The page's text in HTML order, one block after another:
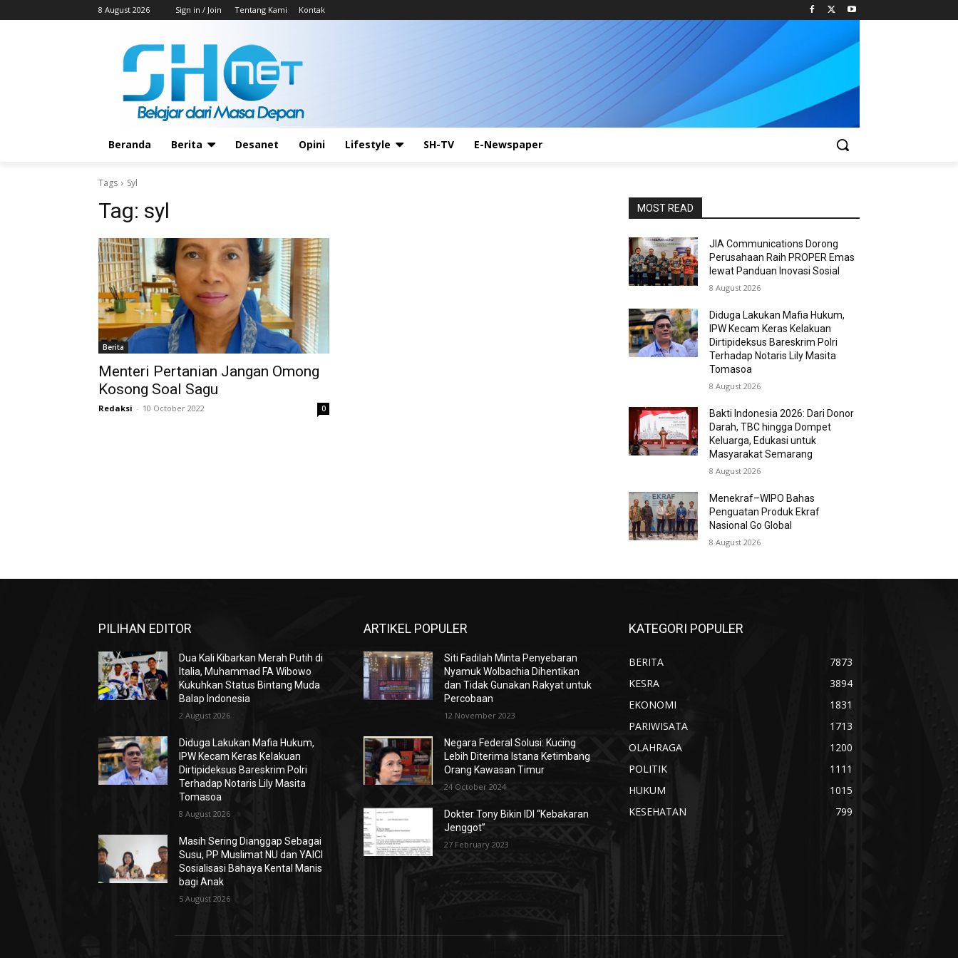
8 August 2026 Sign in / Join Tentang Kami Kontak
Beranda Berita Desanet Opini Lifestyle SH-TV E-Newspaper
Tags Syl
Tag: syl
Berita
Menteri Pertanian Jangan Omong
Kosong Soal Sagu
Redaksi - 10 October 2022 0
MOST READ
JIA Communications Dorong
Perusahaan Raih PROPER Emas
lewat Panduan Inovasi Sosial
8 August 2026
Diduga Lakukan Mafia Hukum,
IPW Kecam Keras Kelakuan
Dirtipideksus Bareskrim Polri
Terhadap Notaris Lily Masita
Tomasoa
8 August 2026
Bakti Indonesia 2026: Dari Donor
Darah, TBC hingga Dompet
Keluarga, Edukasi untuk
Masyarakat Semarang
8 August 2026
Menekraf–WIPO Bahas
Penguatan Produk Ekraf
Nasional Go Global
8 August 2026
PILIHAN EDITOR
Dua Kali Kibarkan Merah Putih di
Italia, Muhammad FA Wibowo
Kukuhkan Status Bintang Muda
Balap Indonesia
2 August 2026
Diduga Lakukan Mafia Hukum,
IPW Kecam Keras Kelakuan
Dirtipideksus Bareskrim Polri
Terhadap Notaris Lily Masita
Tomasoa
8 August 2026
Masih Sering Dianggap Sebagai
Susu, PP Muslimat NU dan YAICI
Sosialisasi Bahaya Kental Manis
bagi Anak
5 August 2026
ARTIKEL POPULER
Siti Fadilah Minta Penyebaran
Nyamuk Wolbachia Dihentikan
dan Tidak Gunakan Rakyat untuk
Percobaan
12 November 2023
Negara Federal Solusi: Kucing
Lebih Diterima Istana Ketimbang
Orang Kawasan Timur
24 October 2024
Dokter Tony Bikin IDI “Kebakaran
Jenggot”
27 February 2023
KATEGORI POPULER
BERITA
7873
KESRA
3894
EKONOMI
1831
PARIWISATA
1713
OLAHRAGA
1200
POLITIK
1111
HUKUM
1015
KESEHATAN
799